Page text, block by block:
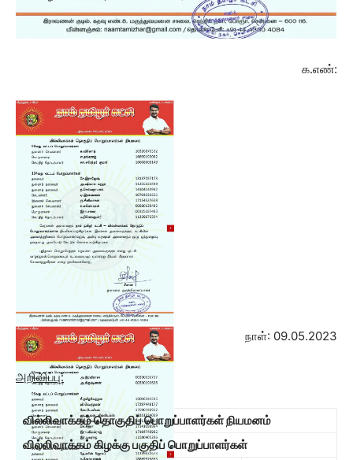
க.எண்:
நாள்: 09.05.2023
அறிவிப்பு:
வில்லிவாக்கம் தொகுதிப் பொறுப்பாளர்கள் நியமனம்
வில்லிவாக்கம் கிழக்கு பகுதிப் பொறுப்பாளர்கள்